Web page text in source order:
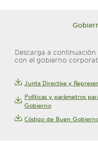
Descarga a
con el gobierno
Junta Directiva y
Políticas y parámetros
Gobierno
Código de Buen